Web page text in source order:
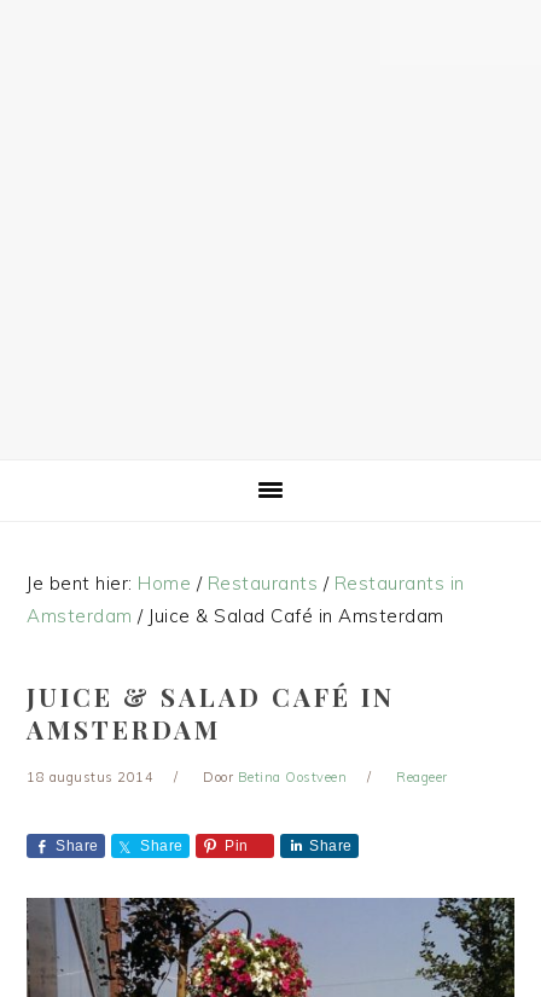
Je bent hier: Home / Restaurants / Restaurants in
Amsterdam /Juice & Salad Café in Amsterdam
JUICE & SALAD CAFÉ IN
AMSTERDAM
18 augustus 2014 Door Betina Oostveen Reageer
Share Share Pin Share